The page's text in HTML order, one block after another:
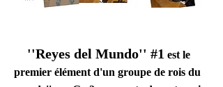
''Reyes del Mundo'' #1 est le
premier élément d'un groupe de rois du